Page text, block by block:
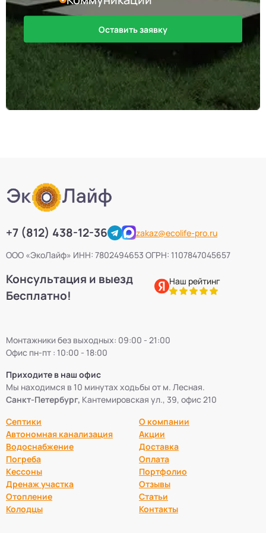
Септики Galay 6
Септики Ново Эко 4
Септики Uni-Sep 10
Септики Далос
Септики БиоПурит 5
Септики БиоДевaйс 39
Септики Топас-С 34
Септики Оптима
Септики БиоДека 28
Септики Генезис
Оставить заявку
+7 (812) 438-12-36
zakaz@ecolife-pro.ru
ООО «ЭкоЛайф» ИНН: 7802494653 ОГРН: 1107847045657
Консультация и выезд
Бесплатно!
Наш рейтинг
Монтажники без выходных: 09:00 - 21:00
Офис пн-пт : 10:00 - 18:00
Приходите в наш офис
Мы находимся в 10 минутах ходьбы от м. Лесная.
Санкт-Петербург, Кантемировская ул., 39, офис 210
Септики
Автономная канализация
Водоснабжение
Погреба
Кессоны
Дренаж участка
Отопление
Колодцы
О компании
Акции
Доставка
Оплата
Портфолио
Отзывы
Статьи
Контакты